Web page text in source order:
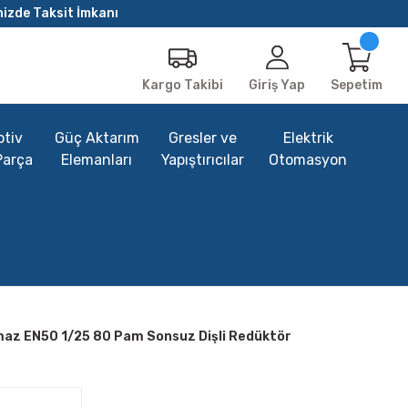
Taksit İmkanı
Kargo Takibi Giriş Yap Sepetim
Güç Aktarım
Elemanları
Gresler ve
Yapıştırıcılar
Elektrik
Otomasyon
EN50 1/25 80 Pam Sonsuz Dişli Redüktör